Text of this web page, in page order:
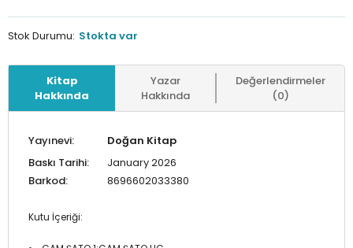
Stok Durumu: Stokta var
Kitap
Hakkında
Yazar
Hakkında
Değerlendirmeler
(0)
Yayınevi:
Doğan Kitap
Baskı Tarihi:
January 2026
Barkod:
8696602033380
Kutu İçeriği: